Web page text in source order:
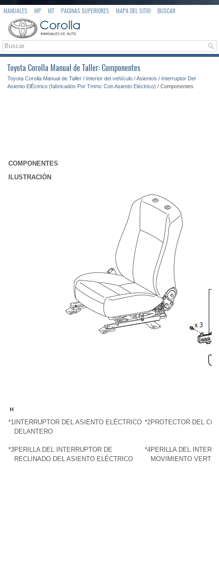
MANUALES MP MT PAGINAS SUPERIORES MAPA DEL SITIO BUSCAR
Toyota Corolla Manual de Taller: Componentes
Toyota Corolla Manual de Taller / Interior del vehículo /Asientos / Interruptor Del
Asiento ElÉctrico (fabricados Por Tmmc Con Asiento Eléctrico) / Componentes
COMPONENTES
ILUSTRACIÓN
*1 INTERRUPTOR DEL ASIENTO ELÉCTRICO
DELANTERO
*2PROTECTOR DEL
*3PERILLA DEL INTERRUPTOR DE
RECLINADO DEL ASIENTO ELÉCTRICO
*4PERILLA DEL
MOVIMIENTO